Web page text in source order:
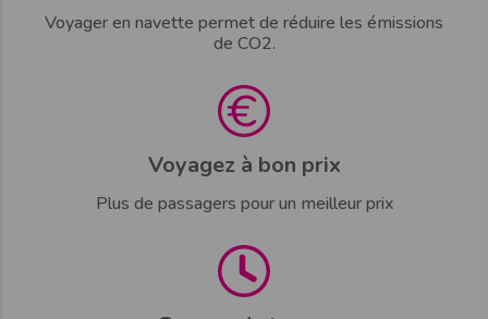
Voyager en navette permet de réduire les émissions
de CO2.
Voyagez à bon prix
Plus de passagers pour un meilleur prix